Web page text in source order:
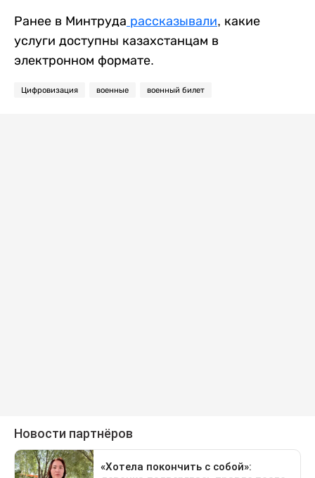
Ранее в Минтруда рассказывали, какие
услуги доступны казахстанцам в
электронном формате.
Цифровизация военные военный билет